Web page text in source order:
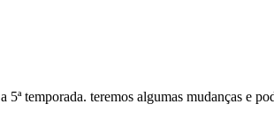
temporada. teremos algumas mudanças e